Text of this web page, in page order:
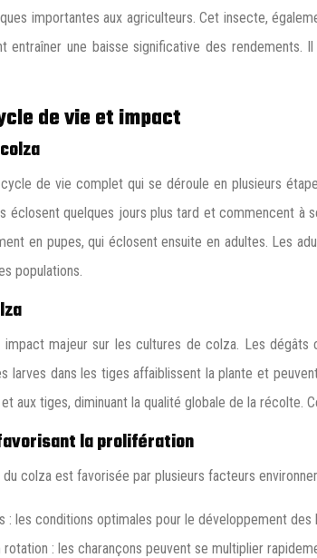
importantes aux agriculteurs. Cet insecte,
entraîner une baisse significative des
de vie et impact
de vie complet qui se déroule en plusieurs
éclosent quelques jours plus tard et commencent
en pupes, qui éclosent ensuite en adultes. Les
populations.
majeur sur les cultures de colza. Les dégâts
larves dans les tiges affaiblissent la plante et
aux tiges, diminuant la qualité globale de la
la prolifération
colza est favorisée par plusieurs facteurs
: les conditions optimales pour le développement des
: les charançons peuvent se multiplier